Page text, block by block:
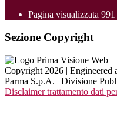
Pagina visualizzata 991
Sezione Copyright
Copyright 2026 | Engineered
Parma S.p.A. | Divisione
Disclaimer trattamento dati